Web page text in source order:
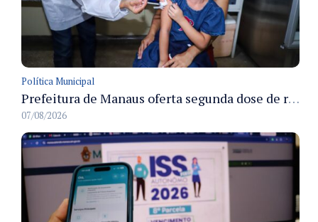
Política Municipal
Prefeitura de Manaus oferta segunda dose de reforço da vacina contra a poliomielite para crianças de 4 anos durante Campanha de Multivacinação 2026
07/08/2026